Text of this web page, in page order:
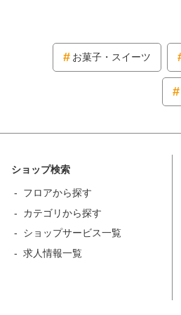
お菓子・スイーツ
ショップ検索
フロアから探す
カテゴリから探す
ショップサービス一覧
求人情報一覧